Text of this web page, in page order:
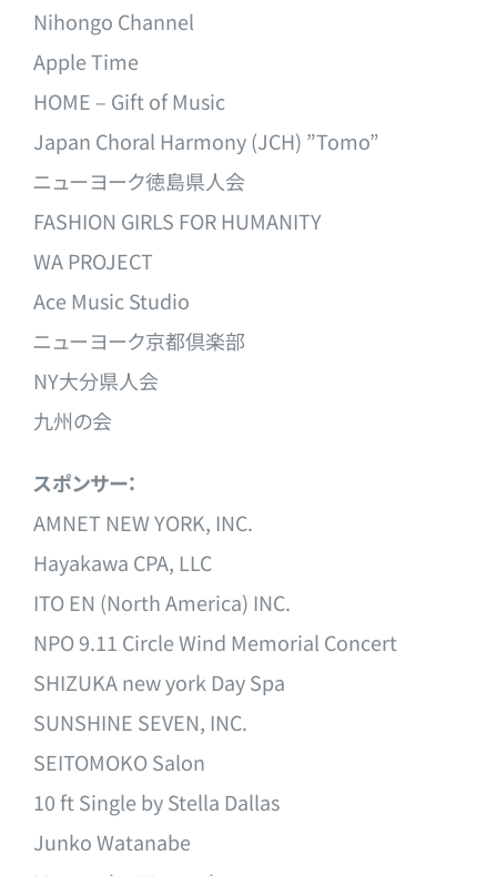
Nihongo Channel
Apple Time
HOME – Gift of Music
Japan Choral Harmony (JCH) ”Tomo”
ニューヨーク徳島県人会
FASHION GIRLS FOR HUMANITY
WA PROJECT
Ace Music Studio
ニューヨーク京都倶楽部
NY大分県人会
九州の会
スポンサー：
AMNET NEW YORK, INC.
Hayakawa CPA, LLC
ITO EN (North America) INC.
NPO 9.11 Circle Wind Memorial Concert
SHIZUKA new york Day Spa
SUNSHINE SEVEN, INC.
SEITOMOKO Salon
10 ft Single by Stella Dallas
Junko Watanabe